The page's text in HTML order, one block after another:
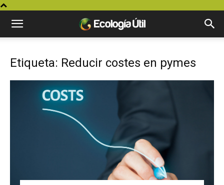
Etiqueta: Reducir costes en pymes